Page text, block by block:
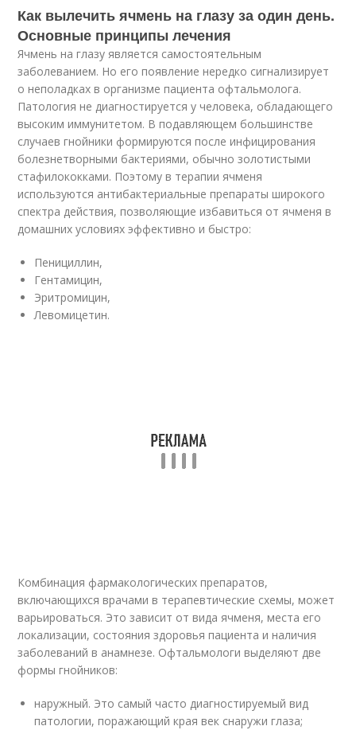
Как вылечить ячмень на глазу за один день.
Основные принципы лечения
Ячмень на глазу является самостоятельным
заболеванием. Но его появление нередко сигнализирует
о неполадках в организме пациента офтальмолога.
Патология не диагностируется у человека, обладающего
высоким иммунитетом. В подавляющем большинстве
случаев гнойники формируются после инфицирования
болезнетворными бактериями, обычно золотистыми
стафилококками. Поэтому в терапии ячменя
используются антибактериальные препараты широкого
спектра действия, позволяющие избавиться от ячменя в
домашних условиях эффективно и быстро:
Пенициллин,
Гентамицин,
Эритромицин,
Левомицетин.
Комбинация фармакологических препаратов,
включающихся врачами в терапевтические схемы, может
варьироваться. Это зависит от вида ячменя, места его
локализации, состояния здоровья пациента и наличия
заболеваний в анамнезе. Офтальмологи выделяют две
формы гнойников:
наружный. Это самый часто диагностируемый вид
патологии, поражающий края век снаружи глаза;